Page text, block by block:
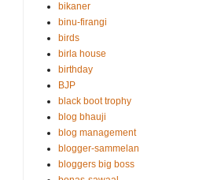
bikaner
binu-firangi
birds
birla house
birthday
BJP
black boot trophy
blog bhauji
blog management
blogger-sammelan
bloggers big boss